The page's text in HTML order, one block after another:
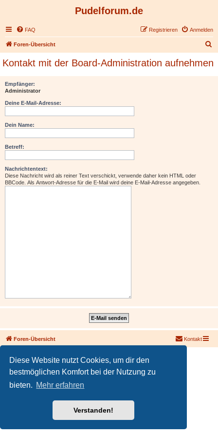
Diese Website nutzt Cookies, um dir den
bestmöglichen Komfort bei der Nutzung zu
bieten. Mehr erfahren
Verstanden!
Pudelforum.de
FAQ Anmelden
Registrieren
Foren-Übersicht
c
Kontakt mit der Board-Administration aufnehmen
Empfänger:
Administrator
Deine E-Mail-Adresse:
Dein Name:
Betreff:
Nachrichtentext:
Diese Nachricht wird als reiner Text verschickt, verwende daher kein HTML oder
BBCode. Als Antwort-Adresse für die E-Mail wird deine E-Mail-Adresse angegeben.
Foren-Übersicht Kontakt
Deutsche Übersetzung durch phpBB.de
PRIVACY_LINK|TERMS_LINK